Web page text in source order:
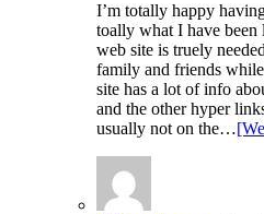
I’m totally happy
toally what I have
web site is truely
family and friends
site has a lot of info
and the other hyper
usually not on the…